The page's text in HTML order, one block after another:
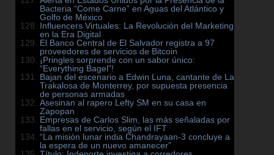
Bacteria “Come Carne” en Aguas del Atlántico y
Golfo de México
Influencers Virtuales: La Revolución del Marketing
en la Era Digital
El Banco Central de El Salvador registra a 97
proveedores de servicios de Bitcoin
¡Pringles sorprende con un sabor único:
“Everything Bagel”!
Bajan del escenario a Edwin Luna, cantante de La
Trakalosa de Monterrey, por supuesta presencia
de personas armadas
Asesinan al rapero Lefty SM en su casa en
Zapopan
Empresas de Carlos Slim, las más señaladas por
fallas en el servicio, según el IFT
“La misión lunar india Chandrayaan-3 concluye a
la espera de un nuevo amanecer”